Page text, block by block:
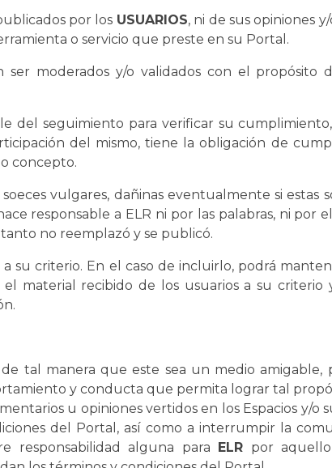
por los USUARIOS, ni de sus opiniones
o servicio que preste en su Portal.
ser moderados y/o validados con el propósito
del seguimiento para verificar su
del mismo, tiene la obligación de
concepto.
vulgares, dañinas eventualmente si estas
responsable a ELR ni por las palabras, ni por
no reemplazó y se publicó.
su criterio. En el caso de incluirlo, podrá
material recibido de los usuarios a su criterio
tal manera que este sea un medio amigable,
y conducta que permita lograr tal
u opiniones vertidos en los Espacios y/o
del Portal, así como a interrumpir la
responsabilidad alguna para ELR por